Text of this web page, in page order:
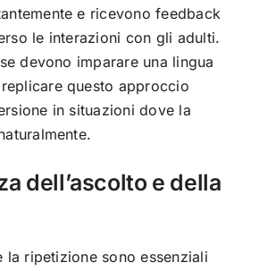
e ricevono feedback
le interazioni con gli adulti.
devono imparare una lingua
questo approccio
in situazioni dove la
dell’ascolto e della
la ripetizione sono essenziali